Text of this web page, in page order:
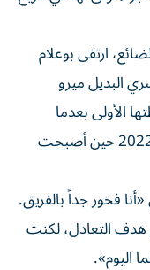
ارتقى بوعلام
البديل ميرو
الأولى بعدما
خسرت مبارياتها الثلاث على أرضها عام 2022 حين أصبحت
فخور جداً بالفريق.
هدف التعادل، لكنت
اليوم».